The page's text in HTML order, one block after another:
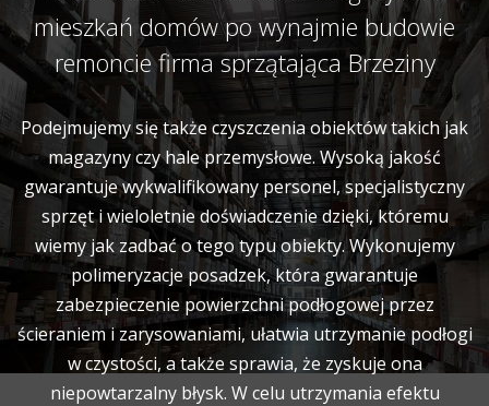
mieszkań domów po wynajmie budowie
remoncie firma sprzątająca Brzeziny
Podejmujemy się także czyszczenia obiektów takich jak
magazyny czy hale przemysłowe. Wysoką jakość
gwarantuje wykwalifikowany personel, specjalistyczny
sprzęt i wieloletnie doświadczenie dzięki, któremu
wiemy jak zadbać o tego typu obiekty. Wykonujemy
polimeryzacje posadzek, która gwarantuje
zabezpieczenie powierzchni podłogowej przez
ścieraniem i zarysowaniami, ułatwia utrzymanie podłogi
w czystości, a także sprawia, że zyskuje ona
niepowtarzalny błysk. W celu utrzymania efektu